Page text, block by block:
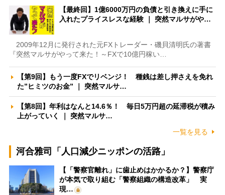
【最終回】1億6000万円の負債と引き換えに手に
入れたプライスレスな経験 ｜ 突然マルサがや…
2009年12月に発行された元FXトレーダー・磯貝清明氏の著書
『突然マルサがやって来た！～FXで10億円稼い…
【第9回】もう一度FXでリベンジ！ 種銭は差し押さえを免れ
た”ヒミツのお金” ｜ 突然マルサ…
【第8回】年利はなんと14.6％！ 毎日5万円超の延滞税が積み
上がっていく ｜ 突然マルサ…
一覧を見る
河合雅司「人口減少ニッポンの活路」
【「警察官離れ」に歯止めはかかるか？】警察庁
が本気で取り組む「警察組織の構造改革」 実
現…